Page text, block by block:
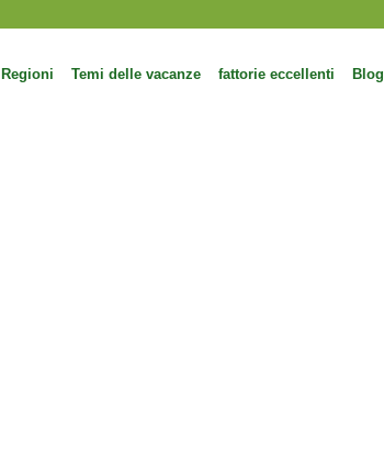
Regioni Temi delle vacanze fattorie eccellenti Blog